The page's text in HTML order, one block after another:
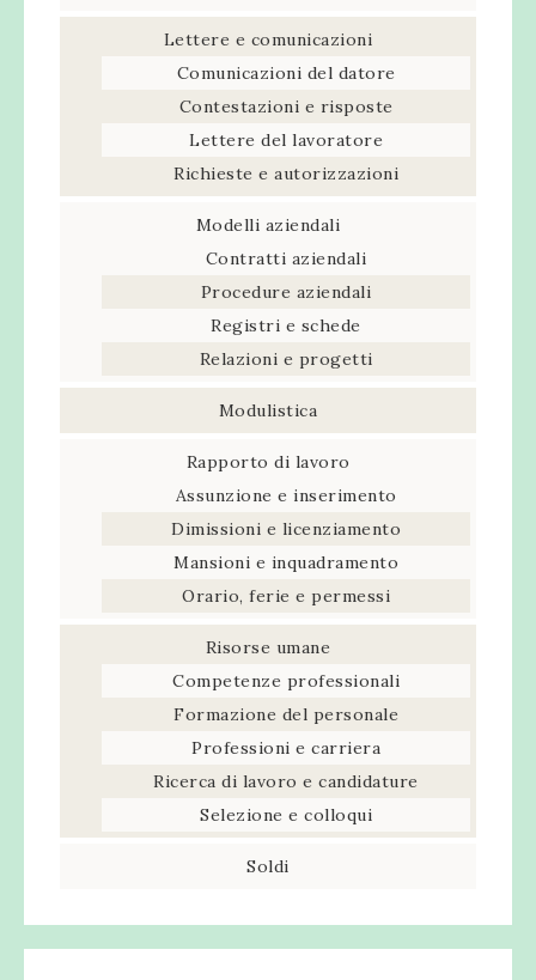
Lettere e comunicazioni
Comunicazioni del datore
Contestazioni e risposte
Lettere del lavoratore
Richieste e autorizzazioni
Modelli aziendali
Contratti aziendali
Procedure aziendali
Registri e schede
Relazioni e progetti
Modulistica
Rapporto di lavoro
Assunzione e inserimento
Dimissioni e licenziamento
Mansioni e inquadramento
Orario, ferie e permessi
Risorse umane
Competenze professionali
Formazione del personale
Professioni e carriera
Ricerca di lavoro e candidature
Selezione e colloqui
Soldi